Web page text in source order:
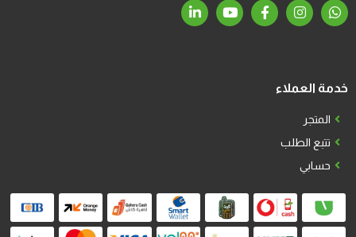
خدمة العملاء
المتجر
تتبع الطلب
حسابي